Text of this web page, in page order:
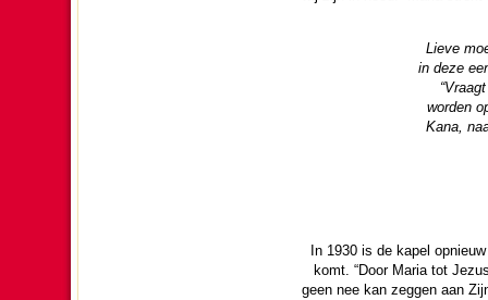
Lieve
in deze
wor­den
Kana,
In 1930 is de kapel
komt. “Door Maria tot
geen nee kan zeggen aan